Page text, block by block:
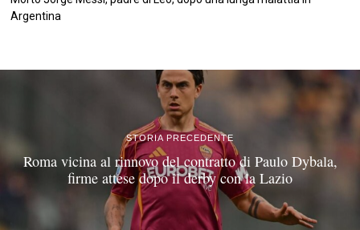
Argentina
STORIA PRECEDENTE
Roma vicina al rinnovo del contratto di Paulo Dybala,
firme attese dopo il derby con la Lazio